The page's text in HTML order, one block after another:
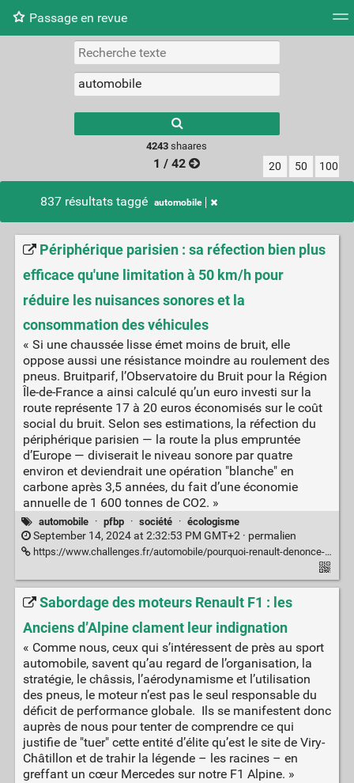
Passage en revue
Nuage de tags Mur d'images
4243 shaares
1 / 42 20 50 100
837 résultats taggé automobile
Périphérique parisien : sa réfection bien plus
efficace qu'une limitation à 50 km/h pour
réduire les nuisances sonores et la
consommation des véhicules
« Si une chaussée lisse émet moins de bruit, elle
oppose aussi une résistance moindre au roulement des
pneus. Bruitparif, l’Observatoire du Bruit pour la Région
Île-de-France a ainsi calculé qu’un euro investi sur la
route représente 17 à 20 euros économisés sur le coût
social du bruit. Selon ses estimations, la réfection du
périphérique parisien — la route la plus empruntée
d’Europe — diviserait le niveau sonore par quatre
environ et deviendrait une opération "blanche" en
carbone après 3,5 années, du fait d’une économie
annuelle de 1 600 tonnes de CO2. »
automobile · pfbp · société · écologisme
September 14, 2024 at 2:32:53 PM GMT+2 · permalien
https://www.challenges.fr/automobile/pourquoi-renault-denonce-les-exces-de-bruit-au-passage-des-voitures_902580
Sabordage des moteurs Renault F1 : les
Anciens d’Alpine clament leur indignation
« Comme nous, ceux qui s’intéressent de près au sport
automobile, savent qu’au regard de l’organisation, la
stratégie, le châssis, l’aérodynamisme et l’utilisation
des pneus, le moteur n’est pas le seul responsable du
déficit de performance globale. Ils se manifestent donc
auprès de nous pour tenter de comprendre ce qui
justifie de "tuer" cette entité d’élite qu’est le site de Viry-
Châtillon et de trahir la légende – les racines – en
greffant un cœur Mercedes sur notre F1 Alpine. »